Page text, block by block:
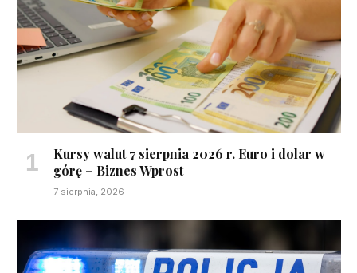
Kursy walut 7 sierpnia 2026 r. Euro i dolar w
górę – Biznes Wprost
7 sierpnia, 2026